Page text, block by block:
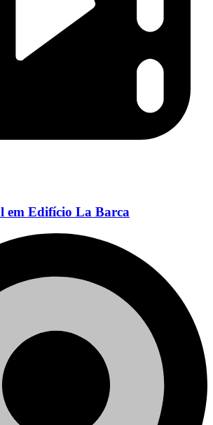
em Edifício La Barca